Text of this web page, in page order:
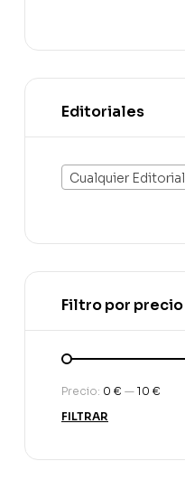
Editoriales
Cualquier Editorial
Filtro por precio
FILTRAR
Precio: 0 € — 10 €